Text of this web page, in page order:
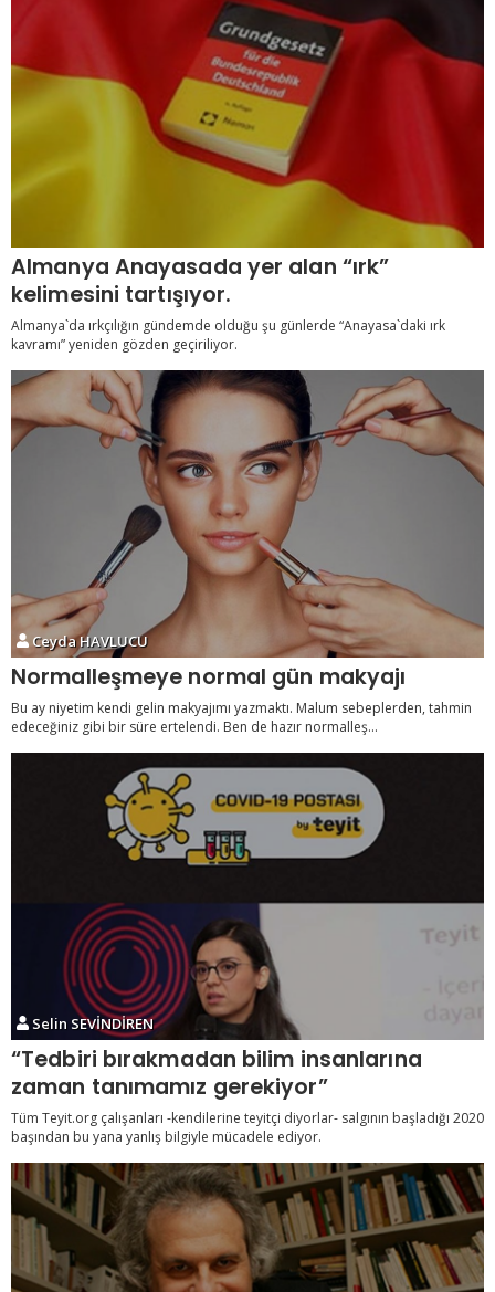
Almanya Anayasada yer alan “ırk”
kelimesini tartışıyor.
Almanya`da ırkçılığın gündemde olduğu şu günlerde “Anayasa`daki ırk
kavramı” yeniden gözden geçiriliyor.
Ceyda HAVLUCU
Normalleşmeye normal gün makyajı
Bu ay niyetim kendi gelin makyajımı yazmaktı. Malum sebeplerden, tahmin
edeceğiniz gibi bir süre ertelendi. Ben de hazır normalleş...
Selin SEVİNDİREN
“Tedbiri bırakmadan bilim insanlarına
zaman tanımamız gerekiyor”
Tüm Teyit.org çalışanları -kendilerine teyitçi diyorlar- salgının başladığı 2020
başından bu yana yanlış bilgiyle mücadele ediyor.